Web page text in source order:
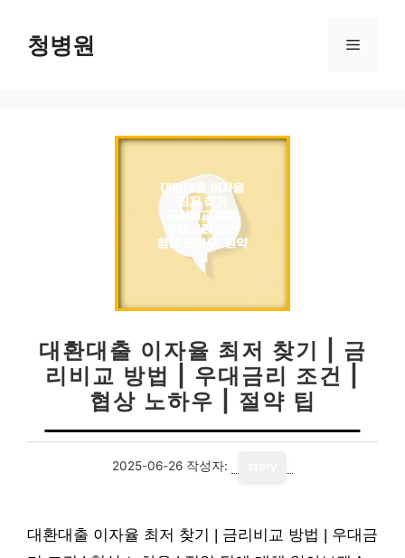
청병원 메
대환대출 이자율 최저 찾기 | 금
리비교 방법 | 우대금리 조건 |
협상 노하우 | 절약 팁
2025-06-26 작성자:
대환대출 이자율 최저 찾기 | 금리비교 방법 | 우대금